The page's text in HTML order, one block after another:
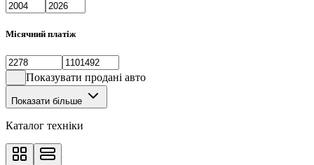
Місячний платіж
Показувати продані авто
Показати більше
Каталог техніки